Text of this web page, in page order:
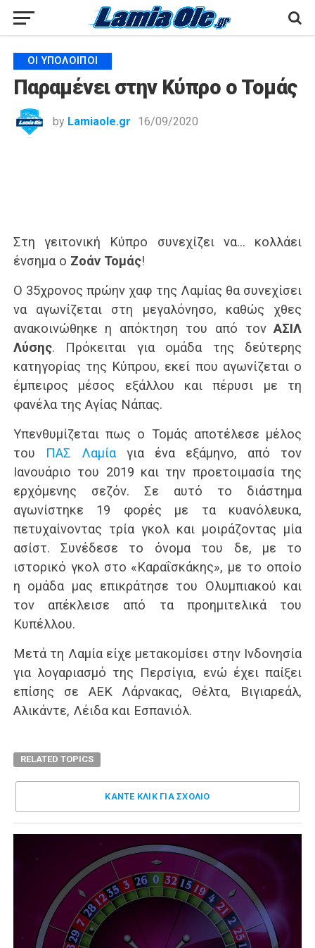
ΟΙ ΥΠΌΛΟΙΠΟΙ
Παραμένει στην Κύπρο ο Τομάς
by Lamiaole.gr 16/09/2020
Στη γειτονική Κύπρο συνεχίζει να… κολλάει
ένσημα ο Ζοάν Τομάς!
Ο 35χρονος πρώην χαφ της Λαμίας θα συνεχίσει
να αγωνίζεται στη μεγαλόνησο, καθώς χθες
ανακοινώθηκε η απόκτηση του από τονΑΣΙΛ
Λύσης. Πρόκειται για ομάδα της δεύτερης
κατηγορίας της Κύπρου, εκεί που αγωνίζεται ο
έμπειρος μέσος εξάλλου και πέρυσι με τη
φανέλα της Αγίας Νάπας.
Υπενθυμίζεται πως ο Τομάς αποτέλεσε μέλος
του
ΠΑΣ Λαμίαγια ένα εξάμηνο, από τον
Ιανουάριο του 2019 και την προετοιμασία της
ερχόμενης σεζόν. Σε αυτό το διάστημα
αγωνίστηκε 19 φορές με τα κυανόλευκα,
πετυχαίνοντας τρία γκολ και μοιράζοντας μία
ασίστ. Συνέδεσε το όνομα του δε, με το
ιστορικό γκολ στο «Καραΐσκάκης», με το οποίο
η ομάδα μας επικράτησε του Ολυμπιακού και
τον απέκλεισε από τα προημιτελικά του
Κυπέλλου.
Μετά τη Λαμία είχε μετακομίσει στην Ινδονησία
για λογαριασμό της Περσίγια, ενώ έχει παίξει
επίσης σε ΑΕΚ Λάρνακας, Θέλτα, Βιγιαρεάλ,
Αλικάντε, Λέιδα και Εσπανιόλ.
RELATED TOPICS
ΚΑΝΤΕ ΚΛΊΚ ΓΙΑ ΣΧΌΛΙΟ